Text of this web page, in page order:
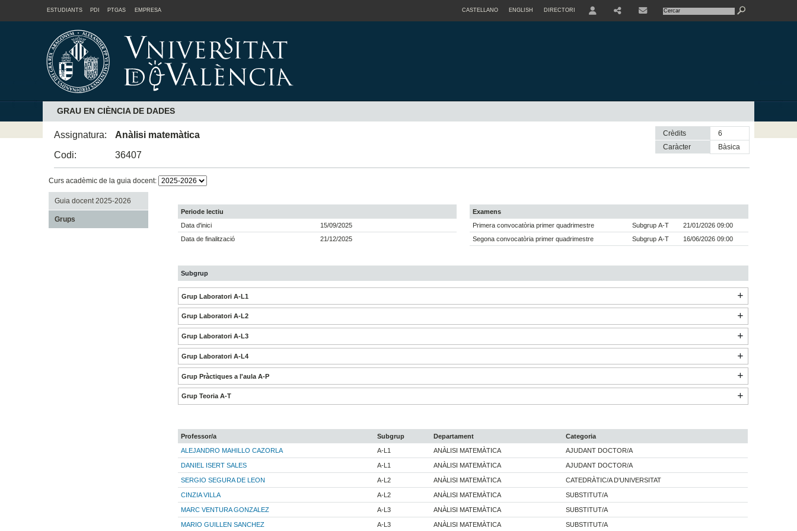
ESTUDIANTS PDI PTGAS EMPRESA CASTELLANO ENGLISH DIRECTORI
GRAU EN CIÈNCIA DE DADES
Assignatura:
Anàlisi matemàtica
Codi:
36407
Crèdits
6
Caràcter
bàsica
Curs acadèmic de la guia docent:
Guia docent 2025-2026
Grups
Periode lectiu
Data d'inici
15/09/2025
Data de finalització
21/12/2025
Examens
Primera convocatòria primer quadrimestre
Subgrup A-T
21/01/2026 09:00
Segona convocatòria primer quadrimestre
Subgrup A-T 16/06/2026 09:00
Subgrup
Grup Laboratori A-L1
Grup Laboratori A-L2
Grup Laboratori A-L3
Grup Laboratori A-L4
Grup Pràctiques a l'aula A-P
Grup Teoria A-T
Professor/a Subgrup Departament
Categoria
ALEJANDRO MAHILLO CAZORLA
A-L1 ANÀLISI MATEMÀTICA AJUDANT DOCTOR/A
DANIEL ISERT SALES A-L1 ANÀLISI MATEMÀTICA AJUDANT DOCTOR/A
SERGIO SEGURA DE LEON A-L2 ANÀLISI MATEMÀTICA CATEDRÀTIC/A D'UNIVERSITAT
CINZIA VILLA A-L2 ANÀLISI MATEMÀTICA SUBSTITUT/A
MARC VENTURA GONZALEZ A-L3 ANÀLISI MATEMÀTICA SUBSTITUT/A
MARIO GUILLEN SANCHEZ A-L3 ANÀLISI MATEMÀTICA SUBSTITUT/A